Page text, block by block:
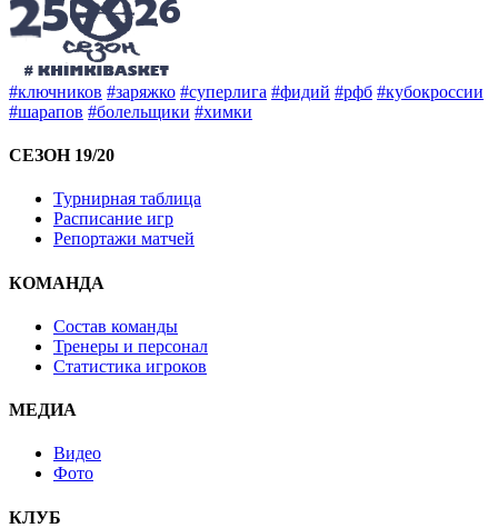
#ключников #заряжко #суперлига #фидий #рфб #кубокроссии
#шарапов #болельщики #химки
СЕЗОН 19/20
Турнирная таблица
Расписание игр
Репортажи матчей
КОМАНДА
Состав команды
Тренеры и персонал
Статистика игроков
МЕДИА
Видео
Фото
КЛУБ